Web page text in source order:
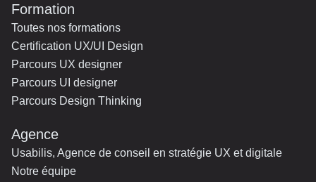
Formation
Toutes nos formations
Certification UX/UI Design
Parcours UX designer
Parcours UI designer
Parcours Design Thinking
Agence
Usabilis, Agence de conseil en stratégie UX et digitale
Notre équipe